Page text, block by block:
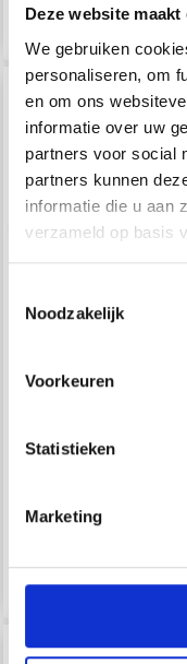
Deze website
We gebruiken
personaliseren, om
en om ons
informatie over uw
partners voor social
partners kunnen
informatie die u aan
verzameld op basis
Noodzakelijk
Voorkeuren
Statistieken
Marketing
Ajouter au panier
PERLES, VIOLET, 12
EUR 2.95